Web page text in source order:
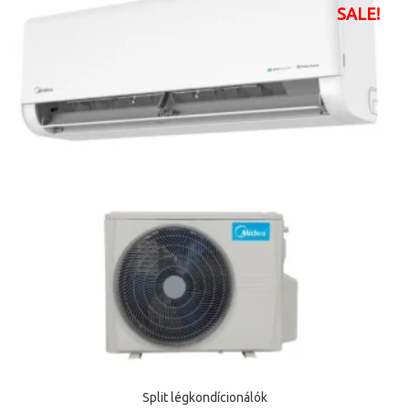
SALE!
Split légkondícionálók